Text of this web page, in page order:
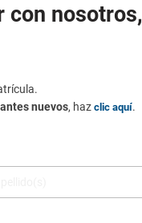
con nosotros,
nuevos, haz clic aquí.